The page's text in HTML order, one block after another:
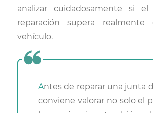
analizar cuidadosamente si
reparación supera
vehículo.
Antes de reparar una junta de culata
conviene valorar no solo el